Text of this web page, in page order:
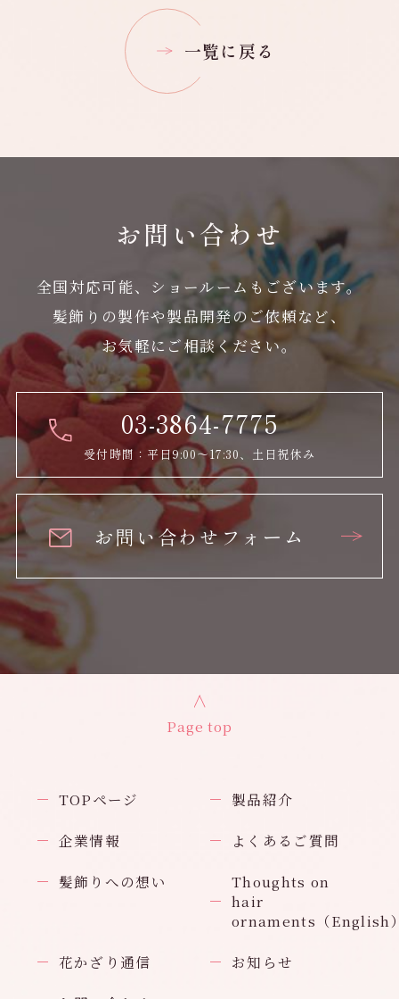
一覧に戻る
お問い合わせ
全国対応可能、ショールームもございます。
髪飾りの製作や製品開発のご依頼など、
お気軽にご相談ください。
03-3864-7775
受付時間：平日9:00～17:30、土日祝休み
お問い合わせフォーム
Page top
TOPページ 製品紹介
企業情報 よくあるご質問
髪飾りへの想い
Thoughts on
hair
ornaments（English
花かざり通信 お知らせ